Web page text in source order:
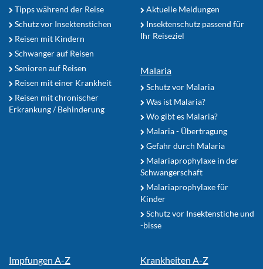
Tipps während der Reise
Schutz vor Insektenstichen
Reisen mit Kindern
Schwanger auf Reisen
Senioren auf Reisen
Reisen mit einer Krankheit
Reisen mit chronischer
Erkrankung / Behinderung
Aktuelle Meldungen
Insektenschutz passend für
Ihr Reiseziel
Malaria
Schutz vor Malaria
Was ist Malaria?
Wo gibt es Malaria?
Malaria - Übertragung
Gefahr durch Malaria
Malariaprophylaxe in der
Schwangerschaft
Malariaprophylaxe für
Kinder
Schutz vor Insektenstiche und
-bisse
Impfungen A-Z Krankheiten A-Z